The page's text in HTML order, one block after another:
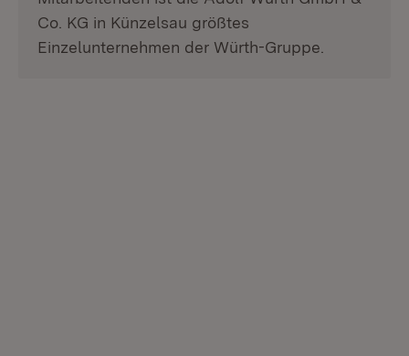
Co. KG in Künzelsau größtes
Einzelunternehmen der Würth-Gruppe.